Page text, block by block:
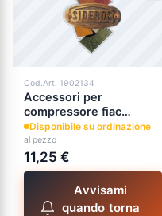
Cod.Art. 1902134
Accessori per
compressore fiac
stratos
Disponibile su ordinazione
al pezzo
11,25 €
Avvisami
quando torna